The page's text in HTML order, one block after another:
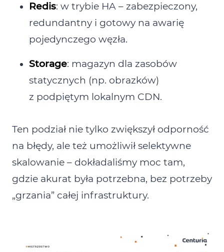
Redis: w trybie HA – zabezpieczony,
redundantny i gotowy na awarię
pojedynczego węzła.
Storage: magazyn dla zasobów
statycznych (np. obrazków)
z podpiętym lokalnym CDN.
Ten podział nie tylko zwiększył odporność
na błędy, ale też umożliwił selektywne
skalowanie – dokładaliśmy moc tam,
gdzie akurat była potrzebna, bez potrzeby
„grzania” całej infrastruktury.